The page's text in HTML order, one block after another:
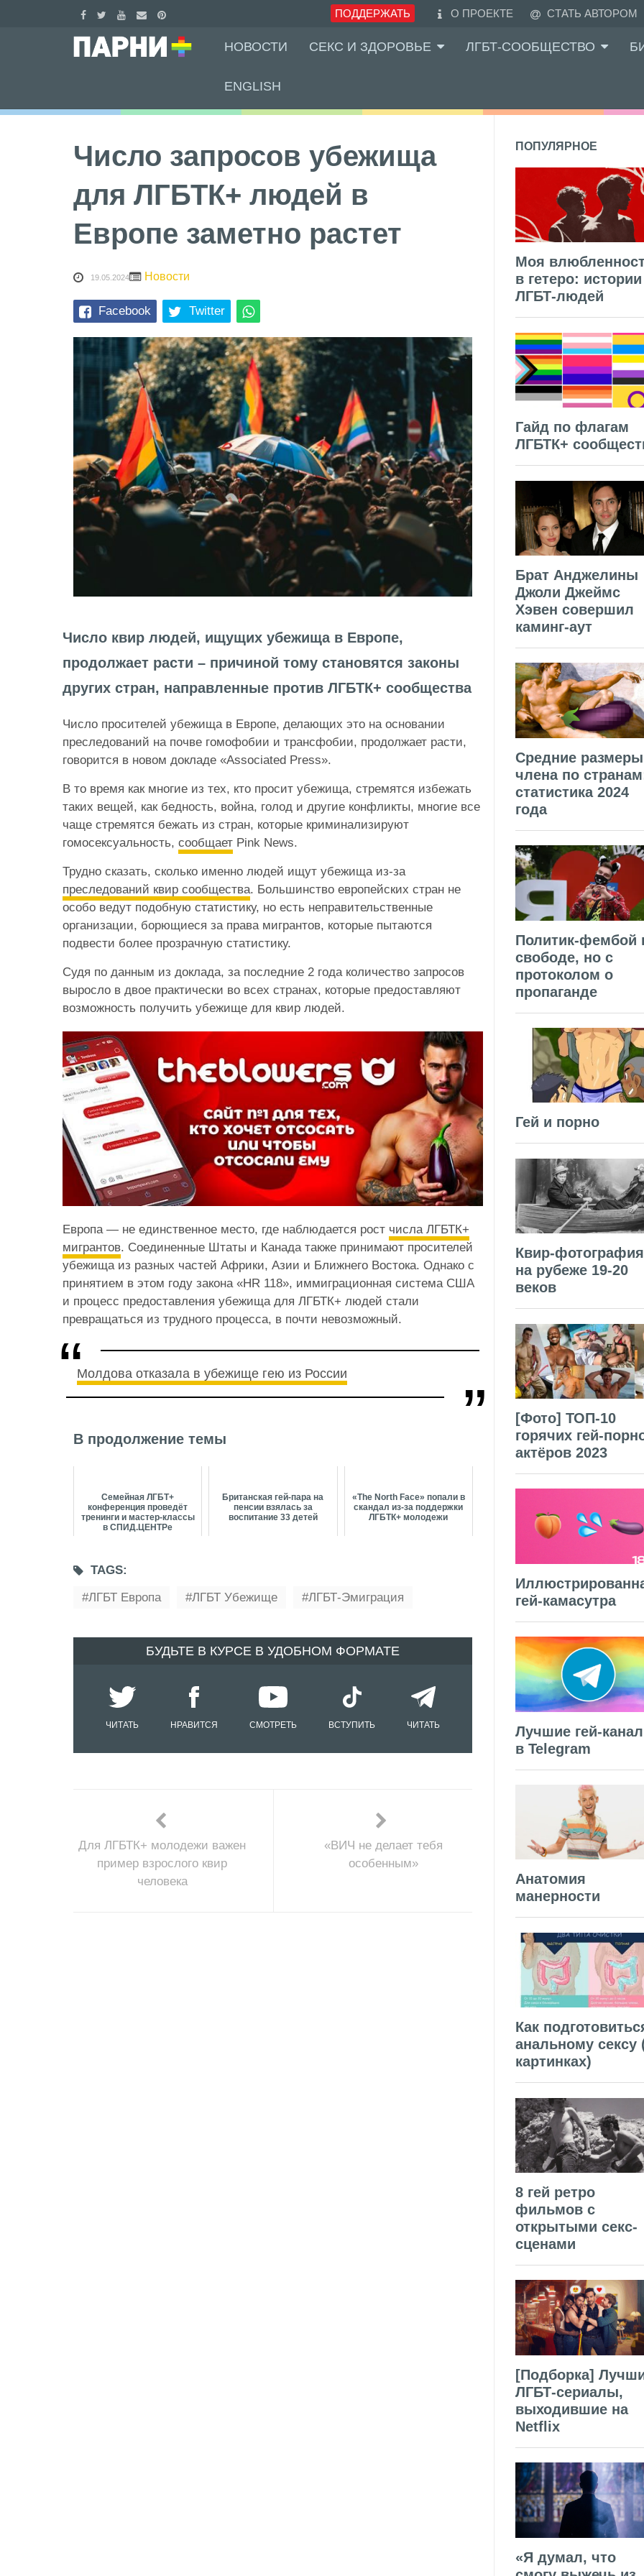
ПОДДЕРЖАТЬ О ПРОЕКТЕ СТАТЬ АВТОРОМ
НОВОСТИ СЕКС И ЗДОРОВЬЕ ЛГБТ-СООБЩЕСТВО
ENGLISH
Число запросов убежища
для ЛГБТК+ людей в
Европе заметно растет
19.05.2024 Новости
Facebook Twitter
Число квир людей, ищущих убежища в Европе,
продолжает расти – причиной тому становятся законы
других стран, направленные против ЛГБТК+ сообщества
Число просителей убежища в Европе, делающих это на основании
преследований на почве гомофобии и трансфобии, продолжает расти,
говорится в новом докладе «Associated Press».
В то время как многие из тех, кто просит убежища, стремятся избежать
таких вещей, как бедность, война, голод и другие конфликты, многие все
чаще стремятся бежать из стран, которые криминализируют
гомосексуальность, сообщает Pink News.
Трудно сказать, сколько именно людей ищут убежища из-за
преследований квир сообщества. Большинство европейских стран не
особо ведут подобную статистику, но есть неправительственные
организации, борющиеся за права мигрантов, которые пытаются
подвести более прозрачную статистику.
Судя по данным из доклада, за последние 2 года количество запросов
выросло в двое практически во всех странах, которые предоставляют
возможность получить убежище для квир людей.
Европа — не единственное место, где наблюдается рост числа ЛГБТК+
мигрантов. Соединенные Штаты и Канада также принимают просителей
убежища из разных частей Африки, Азии и Ближнего Востока. Однако с
принятием в этом году закона «HR 118», иммиграционная система США
и процесс предоставления убежища для ЛГБТК+ людей стали
превращаться из трудного процесса, в почти невозможный.
Молдова отказала в убежище гею из России
В продолжение темы
Семейная ЛГБТ+
конференция проведёт
тренинги и мастер-классы
в СПИД.ЦЕНТРе
Британская гей-пара на
пенсии взялась за
воспитание 33 детей
«The North Face» попали в
скандал из-за поддержки
ЛГБТК+ молодежи
TAGS:
ЛГБТ Европа
ЛГБТ Убежище ЛГБТ-Эмиграция
БУДЬТЕ В КУРСЕ В УДОБНОМ ФОРМАТЕ
ЧИТАТЬ НРАВИТСЯ СМОТРЕТЬ ВСТУПИТЬ ЧИТАТЬ
Для ЛГБТК+ молодежи важен
пример взрослого квир
человека
«ВИЧ не делает тебя
особенным»
ПОПУЛЯРНОЕ
Моя
в гетеро: истории
ЛГБТ-людей
Гайд по флагам
ЛГБТК+
Брат Анджелины
Джоли Джеймс
Хэвен совершил
каминг-аут
Средние размеры
члена по
статистика 2024
года
Политик-фембой
свободе, но с
протоколом о
пропаганде
Гей и порно
Квир-фотография
на рубеже 19-20
веков
[Фото] ТОП-10
горячих гей-
актёров 2023
гей-камасутра
Лучшие гей-
в Telegram
Анатомия
манерности
Как
анальному сексу
картинках)
8 гей ретро
фильмов с
открытыми секс-
сценами
[Подборка]
ЛГБТ-сериалы,
выходившие на
Netflix
«Я думал, что